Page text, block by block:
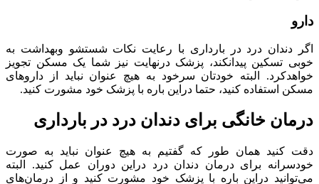
دارو
اگر دندان درد در بارداری با رعایت نکات شستشو وبهداشت به
خوبی تسکین پیدانکند، پزشک درنهایت نیز شما یک مسکن تجویز
خواهدکرد. البته خودتان سرخود به هیچ عنوان نباید از داروهای
مسکن استفاده کنید، حتما دراین باره با پزشک خود مشورت کنید.
درمان خانگی برای دندان درد در بارداری
دقت کنید همان طور که گفتیم به هیچ عنوان نباید به صورت
خودسرانه برای درمان دندان درد دراین دوران عمل کنید. البته
می‌توانید دراین باره با پزشک خود مشورت کنید و از درمان‌های